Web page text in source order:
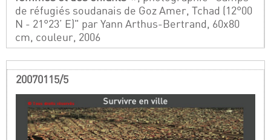
de réfugiés soudanais de Goz Amer, Tchad (12°00
N - 21°23’ E)" par Yann Arthus-Bertrand, 60x80
cm, couleur, 2006
20070115/5